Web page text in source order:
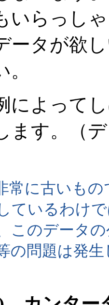
いらっし
ータが欲
よって
ます。（
に古いもの
ているわけ
このデータ
の問題は発